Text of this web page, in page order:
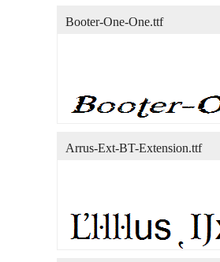
Booter-One-One.ttf
Arrus-Ext-BT-Extension.ttf